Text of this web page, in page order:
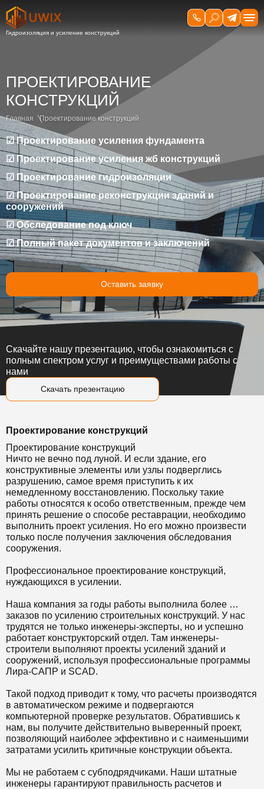
ПРОЕКТИРОВАНИЕ
КОНСТРУКЦИЙ
Главная Проектирование конструкций
☑ Проектирование усиления фундамента
☑ Проектирование усиления жб конструкций
☑ Проектирование гидроизоляции
☑ Проектирование реконструкции зданий и
сооружений
☑ Обследование под ключ
☑ Полный пакет документов и заключений
Оставить заявку
Скачать презентацию
Скачайте нашу презентацию, чтобы ознакомиться с
полным спектром услуг и преимуществами работы с
нами
Проектирование конструкций
Проектирование конструкций
Ничто не вечно под луной. И если здание, его
конструктивные элементы или узлы подверглись
разрушению, самое время приступить к их
немедленному восстановлению. Поскольку такие
работы относятся к особо ответственным, прежде чем
принять решение о способе реставрации, необходимо
выполнить проект усиления. Но его можно произвести
только после получения заключения обследования
сооружения.
Профессиональное проектирование конструкций,
нуждающихся в усилении.
Наша компания за годы работы выполнила более …
заказов по усилению строительных конструкций. У нас
трудятся не только инженеры-эксперты, но и успешно
работает конструкторский отдел. Там инженеры-
строители выполняют проекты усилений зданий и
сооружений, используя профессиональные программы
Лира-САПР и SCAD.
Такой подход приводит к тому, что расчеты производятся
в автоматическом режиме и подвергаются
компьютерной проверке результатов. Обратившись к
нам, вы получите действительно выверенный проект,
позволяющий наиболее эффективно и с наименьшими
затратами усилить критичные конструкции объекта.
Мы не работаем с субподрядчиками. Наши штатные
инженеры гарантируют правильность расчетов и